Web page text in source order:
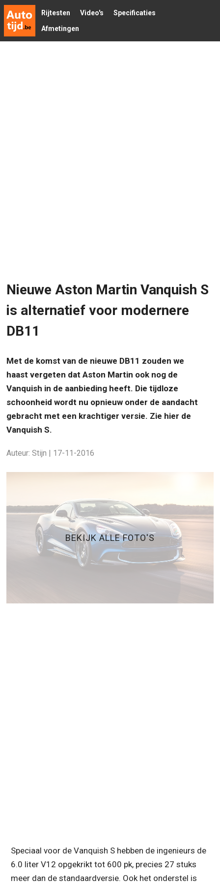
Rijtesten Video's
Specificaties
Afmetingen
Nieuwe Aston Martin Vanquish S
is alternatief voor modernere
DB11
Met de komst van de nieuwe DB11 zouden we
haast vergeten dat Aston Martin ook nog de
Vanquish in de aanbieding heeft. Die tijdloze
schoonheid wordt nu opnieuw onder de aandacht
gebracht met een krachtiger versie. Zie hier de
Vanquish S.
Auteur: Stijn | 17-11-2016
BEKIJK ALLE FOTO'S
Speciaal voor de Vanquish S hebben de ingenieurs de
6.0 liter V12 opgekrikt tot 600 pk, precies 27 stuks
meer dan de standaardversie. Ook het onderstel is